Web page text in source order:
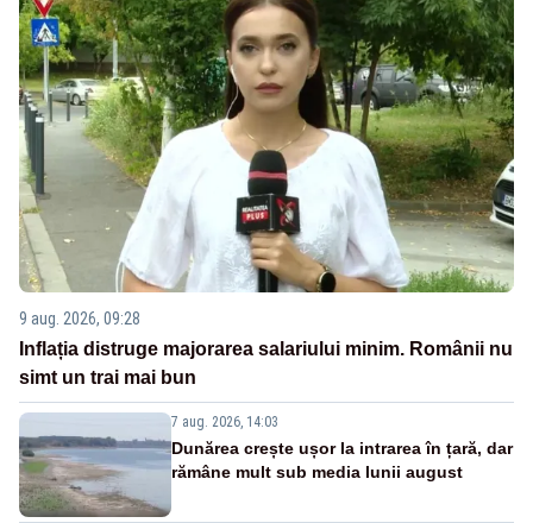
9 aug. 2026, 09:28
Inflația distruge majorarea salariului minim. Românii nu
simt un trai mai bun
7 aug. 2026, 14:03
Dunărea crește ușor la intrarea în țară, dar
rămâne mult sub media lunii august